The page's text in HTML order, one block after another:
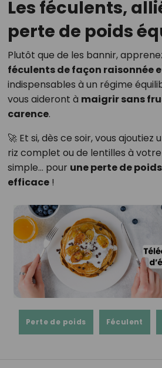
Les féculents,
perte de poids
Plutôt que de les bannir,
féculents de façon raisonnée
indispensables à un régime
vous aideront à maigrir sans
carence.
🚀 Et si, dès ce soir, vous
riz complet ou de lentilles à
simple… pour une perte de
efficace!
Perte de poids Féculent